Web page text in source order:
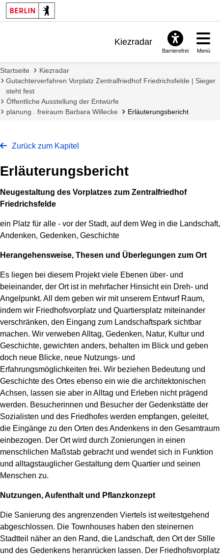
Kiezradar
Barrierefrei Menü
Startseite
Kiezradar
Gutachterverfahren Vorplatz Zentralfriedhof Friedrichsfelde | Sieger
steht fest
Öffentliche Ausstellung der Entwürfe
planung . freiraum Barbara Willecke
Erläuterungsbericht
Zurück zum Kapitel
Erläuterungsbericht
Neugestaltung des Vorplatzes zum Zentralfriedhof
Friedrichsfelde
ein Platz für alle - vor der Stadt, auf dem Weg in die Landschaft,
Andenken, Gedenken, Geschichte
Herangehensweise, Thesen und Überlegungen zum Ort
Es liegen bei diesem Projekt viele Ebenen über- und
beieinander, der Ort ist in mehrfacher Hinsicht ein Dreh- und
Angelpunkt. All dem geben wir mit unserem Entwurf Raum,
indem wir Friedhofsvorplatz und Quartiersplatz miteinander
verschränken, den Eingang zum Landschaftspark sichtbar
machen. Wir verweben Alltag, Gedenken, Natur, Kultur und
Geschichte, gewichten anders, behalten im Blick und geben
doch neue Blicke, neue Nutzungs- und
Erfahrungsmöglichkeiten frei. Wir beziehen Bedeutung und
Geschichte des Ortes ebenso ein wie die architektonischen
Achsen, lassen sie aber in Alltag und Erleben nicht prägend
werden. Besucherinnen und Besucher der Gedenkstätte der
Sozialisten und des Friedhofes werden empfangen, geleitet,
die Eingänge zu den Orten des Andenkens in den Gesamtraum
einbezogen. Der Ort wird durch Zonierungen in einen
menschlichen Maßstab gebracht und wendet sich in Funktion
und alltagstauglicher Gestaltung dem Quartier und seinen
Menschen zu.
Nutzungen, Aufenthalt und Pflanzkonzept
Die Sanierung des angrenzenden Viertels ist weitestgehend
abgeschlossen. Die Townhouses haben den steinernen
Stadtteil näher an den Rand, die Landschaft, den Ort der Stille
und des Gedenkens heranrücken lassen. Der Friedhofsvorplatz